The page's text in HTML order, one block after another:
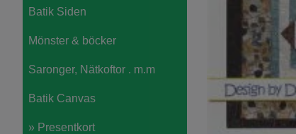
Batik Siden
Mönster & böcker
Saronger, Nätkoftor . m.m
Batik Canvas
» Presentkort